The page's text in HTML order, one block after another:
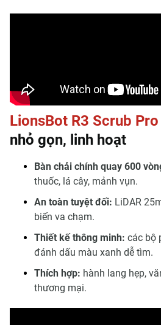
LionsBot R3 Scrub Pro
nhỏ gọn, linh hoạt
Bàn chải chính quay 600
thuốc, lá cây, mảnh vụn.
An toàn tuyệt đối: LiDAR
biến va chạm.
Thiết kế thông minh: các bộ
đánh dấu màu xanh dễ tìm.
Thích hợp: hành lang hẹp,
thương mại.